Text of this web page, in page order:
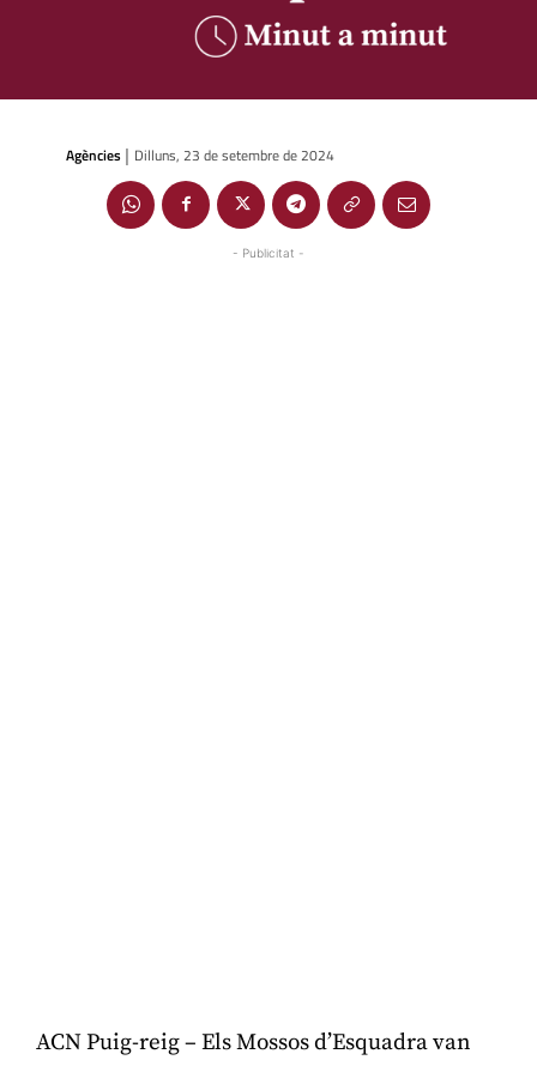
Agències | Dilluns, 23 de setembre de 2024
- Publicitat -
ACN Puig-reig – Els Mossos d’Esquadra van